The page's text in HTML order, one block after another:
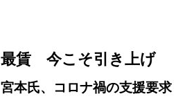
最賃 今こそ引き上げ
宮本氏、コロナ禍の支援要求